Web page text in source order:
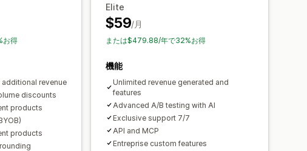
一括価格設定
お得
revenue
discounts
products
products
Elite
$59/月
または$479.88/年で32%お得
機能
Unlimited revenue generated and
features
Advanced A/B testing with AI
Exclusive support 7/7
API and MCP
Entreprise custom features